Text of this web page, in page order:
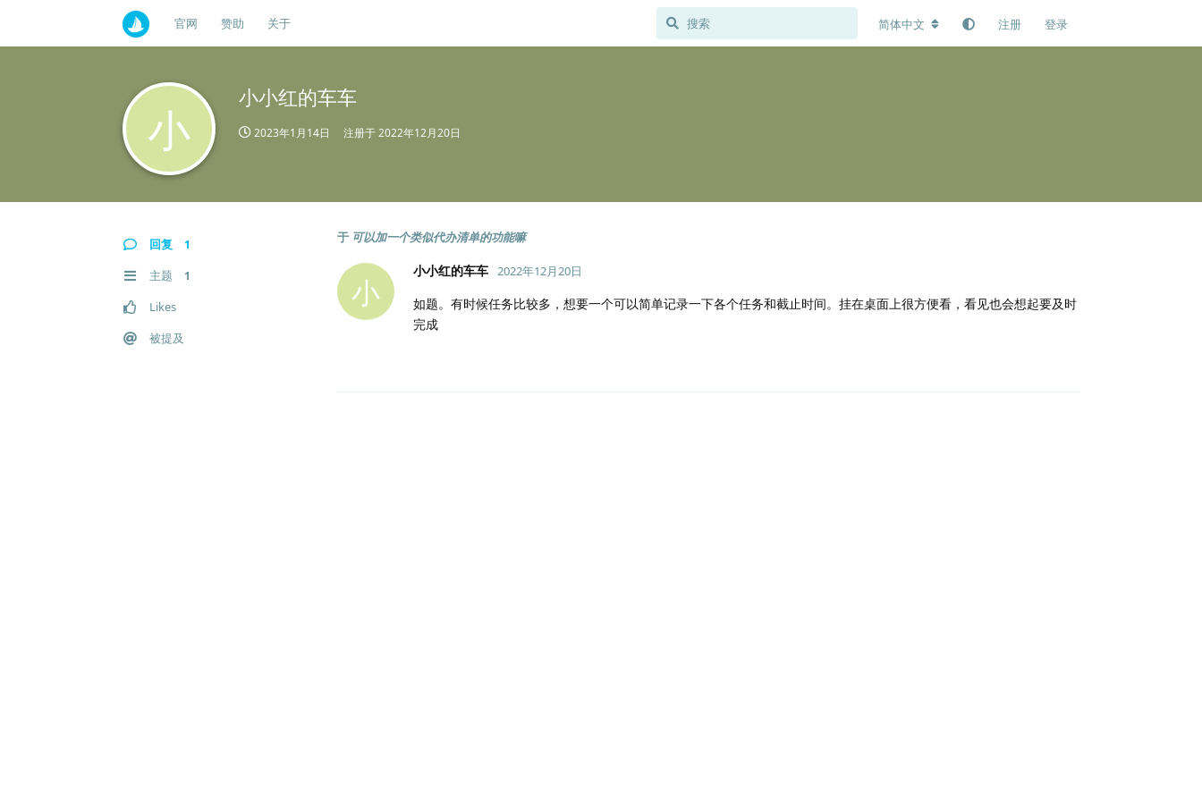
官网 赞助 关于 简体中文 注册 登录
小
小小红的车车
2023年1月14日 注册于2022年12月20日
回复 1
主题 1
Likes
被提及
于 可以加一个类似代办清单的功能嘛
小
小小红的车车 2022年12月20日
如题。有时候任务比较多，想要一个可以简单记录一下各个任务和截止时间。挂在桌面上很方便看，看见也会想起要及时
完成